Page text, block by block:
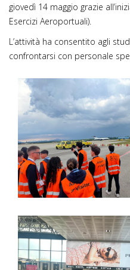
giovedì 14 maggio grazie
Esercizi Aeroportuali).
L’attività ha consentito agli
confrontarsi con personale